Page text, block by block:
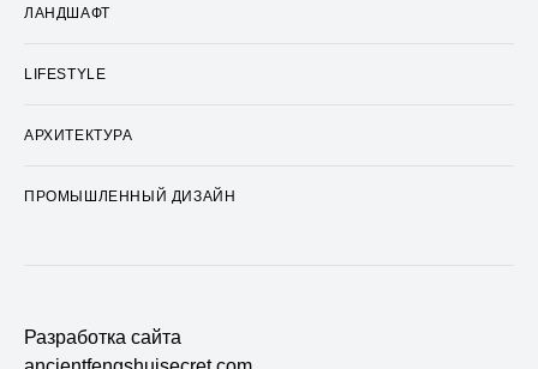
ЛАНДШАФТ
LIFESTYLE
АРХИТЕКТУРА
ПРОМЫШЛЕННЫЙ ДИЗАЙН
Разработка сайта